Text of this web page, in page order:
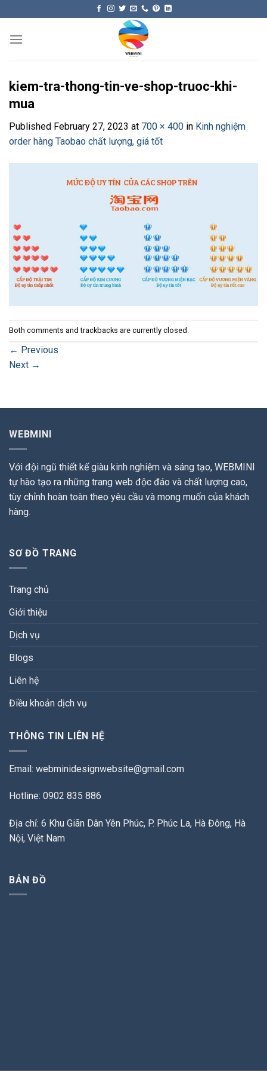
content
kiem-tra-thong-tin-ve-shop-truoc-khi-
mua
Published February 27, 2023 at 700 × 400 in Kinh nghiệm
order hàng Taobao chất lượng, giá tốt
Both comments and trackbacks are currently closed.
← Previous
Next →
WEBMINI
Với đội ngũ thiết kế giàu kinh nghiệm và sáng tạo, WEBMINI
tự hào tạo ra những trang web độc đáo và chất lượng cao,
tùy chỉnh hoàn toàn theo yêu cầu và mong muốn của khách
hàng.
SƠ ĐỒ TRANG
Trang chủ
Giới thiệu
Dịch vụ
Blogs
Liên hệ
Điều khoản dịch vụ
THÔNG TIN LIÊN HỆ
Email: webminidesignwebsite@gmail.com
Hotline: 0902 835 886
Địa chỉ: 6 Khu Giãn Dân Yên Phúc, P. Phúc La, Hà Đông, Hà
Nội, Việt Nam
BẢN ĐỒ